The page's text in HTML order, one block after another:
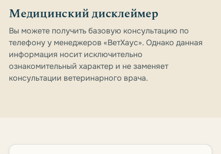
Медицинский дисклеймер
Вы можете получить базовую консультацию по
телефону у менеджеров «ВетХаус». Однако данная
информация носит исключительно
ознакомительный характер и не заменяет
консультации ветеринарного врача.